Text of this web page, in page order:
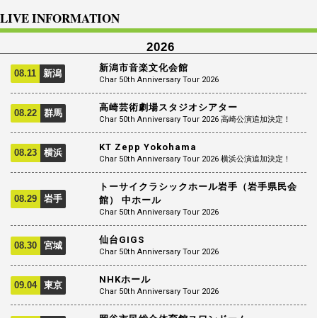
LIVE INFORMATION
2026
08.11 新潟 新潟市音楽文化会館
Char 50th Anniversary Tour 2026
08.22 群馬 高崎芸術劇場スタジオシアター
Char 50th Anniversary Tour 2026 高崎公演追加決定！
08.23 横浜 KT Zepp Yokohama
Char 50th Anniversary Tour 2026 横浜公演追加決定！
08.29 岩手
トーサイクラシックホール岩手（岩手県民会
館） 中ホール
Char 50th Anniversary Tour 2026
08.30 宮城 仙台GIGS
Char 50th Anniversary Tour 2026
09.04 東京 NHKホール
Char 50th Anniversary Tour 2026